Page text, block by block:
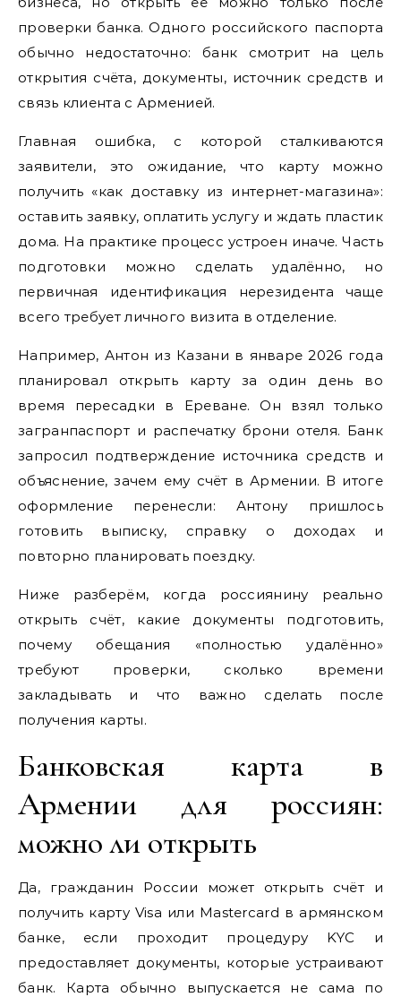
проверки банка. Одного российского паспорта
обычно недостаточно: банк смотрит на цель
открытия счёта, документы, источник средств и
связь клиента с Арменией.
Главная ошибка, с которой сталкиваются
заявители, это ожидание, что карту можно
получить «как доставку из интернет-магазина»:
оставить заявку, оплатить услугу и ждать пластик
дома. На практике процесс устроен иначе. Часть
подготовки можно сделать удалённо, но
первичная идентификация нерезидента чаще
всего требует личного визита в отделение.
Например, Антон из Казани в январе 2026 года
планировал открыть карту за один день во
время пересадки в Ереване. Он взял только
загранпаспорт и распечатку брони отеля. Банк
запросил подтверждение источника средств и
объяснение, зачем ему счёт в Армении. В итоге
оформление перенесли: Антону пришлось
готовить выписку, справку о доходах и
повторно планировать поездку.
Ниже разберём, когда россиянину реально
открыть счёт, какие документы подготовить,
почему обещания «полностью удалённо»
требуют проверки, сколько времени
закладывать и что важно сделать после
получения карты.
Банковская карта в
Армении для россиян:
можно ли открыть
Да, гражданин России может открыть счёт и
получить карту Visa или Mastercard в армянском
банке, если проходит процедуру KYC и
предоставляет документы, которые устраивают
банк. Карта обычно выпускается не сама по